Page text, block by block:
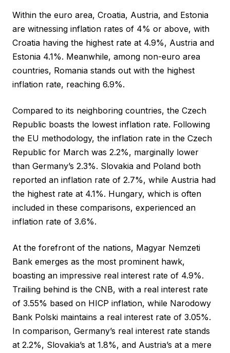
Within the euro area, Croatia, Austria, and Estonia
are witnessing inflation rates of 4% or above, with
Croatia having the highest rate at 4.9%, Austria and
Estonia 4.1%. Meanwhile, among non-euro area
countries, Romania stands out with the highest
inflation rate, reaching 6.9%.
Compared to its neighboring countries, the Czech
Republic boasts the lowest inflation rate. Following
the EU methodology, the inflation rate in the Czech
Republic for March was 2.2%, marginally lower
than Germany’s 2.3%. Slovakia and Poland both
reported an inflation rate of 2.7%, while Austria had
the highest rate at 4.1%. Hungary, which is often
included in these comparisons, experienced an
inflation rate of 3.6%.
At the forefront of the nations, Magyar Nemzeti
Bank emerges as the most prominent hawk,
boasting an impressive real interest rate of 4.9%.
Trailing behind is the CNB, with a real interest rate
of 3.55% based on HICP inflation, while Narodowy
Bank Polski maintains a real interest rate of 3.05%.
In comparison, Germany’s real interest rate stands
at 2.2%, Slovakia’s at 1.8%, and Austria’s at a mere